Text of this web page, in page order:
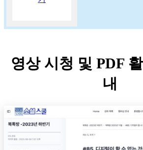
영상 시청 및 PDF
내